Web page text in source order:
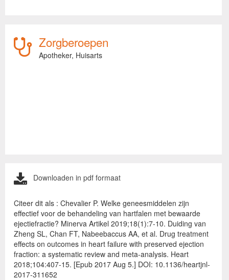
Zorgberoepen
Apotheker, Huisarts
Downloaden in pdf formaat
Citeer dit als : Chevalier P. Welke geneesmiddelen zijn
effectief voor de behandeling van hartfalen met bewaarde
ejectiefractie? Minerva Artikel 2019;18(1):7-10. Duiding van
Zheng SL, Chan FT, Nabeebaccus AA, et al. Drug treatment
effects on outcomes in heart failure with preserved ejection
fraction: a systematic review and meta-analysis. Heart
2018;104:407-15. [Epub 2017 Aug 5.] DOI: 10.1136/heartjnl-
2017-311652